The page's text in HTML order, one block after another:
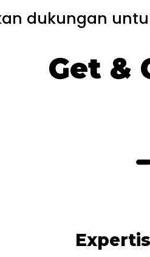
dukungan
Get &